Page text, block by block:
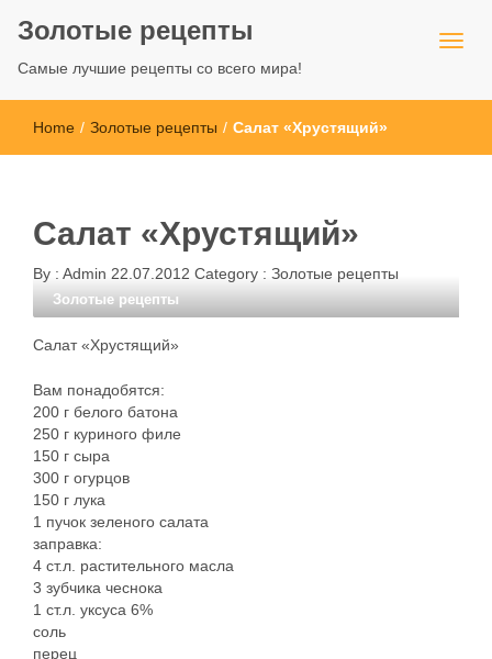
Золотые рецепты
Самые лучшие рецепты со всего мира!
Home / Золотые рецепты / Салат «Хрустящий»
Салат «Хрустящий»
By : Admin 22.07.2012 Category : Золотые рецепты
Золотые рецепты
Салат «Хрустящий»
Вам понадобятся:
200 г белого батона
250 г куриного филе
150 г сыра
300 г огурцов
150 г лука
1 пучок зеленого салата
заправка:
4 ст.л. растительного масла
3 зубчика чеснока
1 ст.л. уксуса 6%
соль
перец